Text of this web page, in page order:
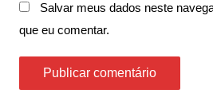
Salvar meus dados neste
que eu comentar.